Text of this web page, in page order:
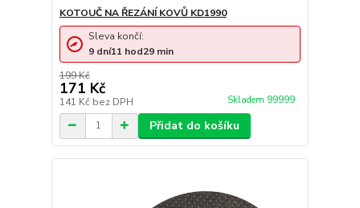
KOTOUČ NA ŘEZÁNÍ KOVŮ KD1990
199 Kč
171 Kč
141 Kč bez DPH Skladem 99999
Sleva končí:
9 dní11 hod29 min
Přidat do košíku